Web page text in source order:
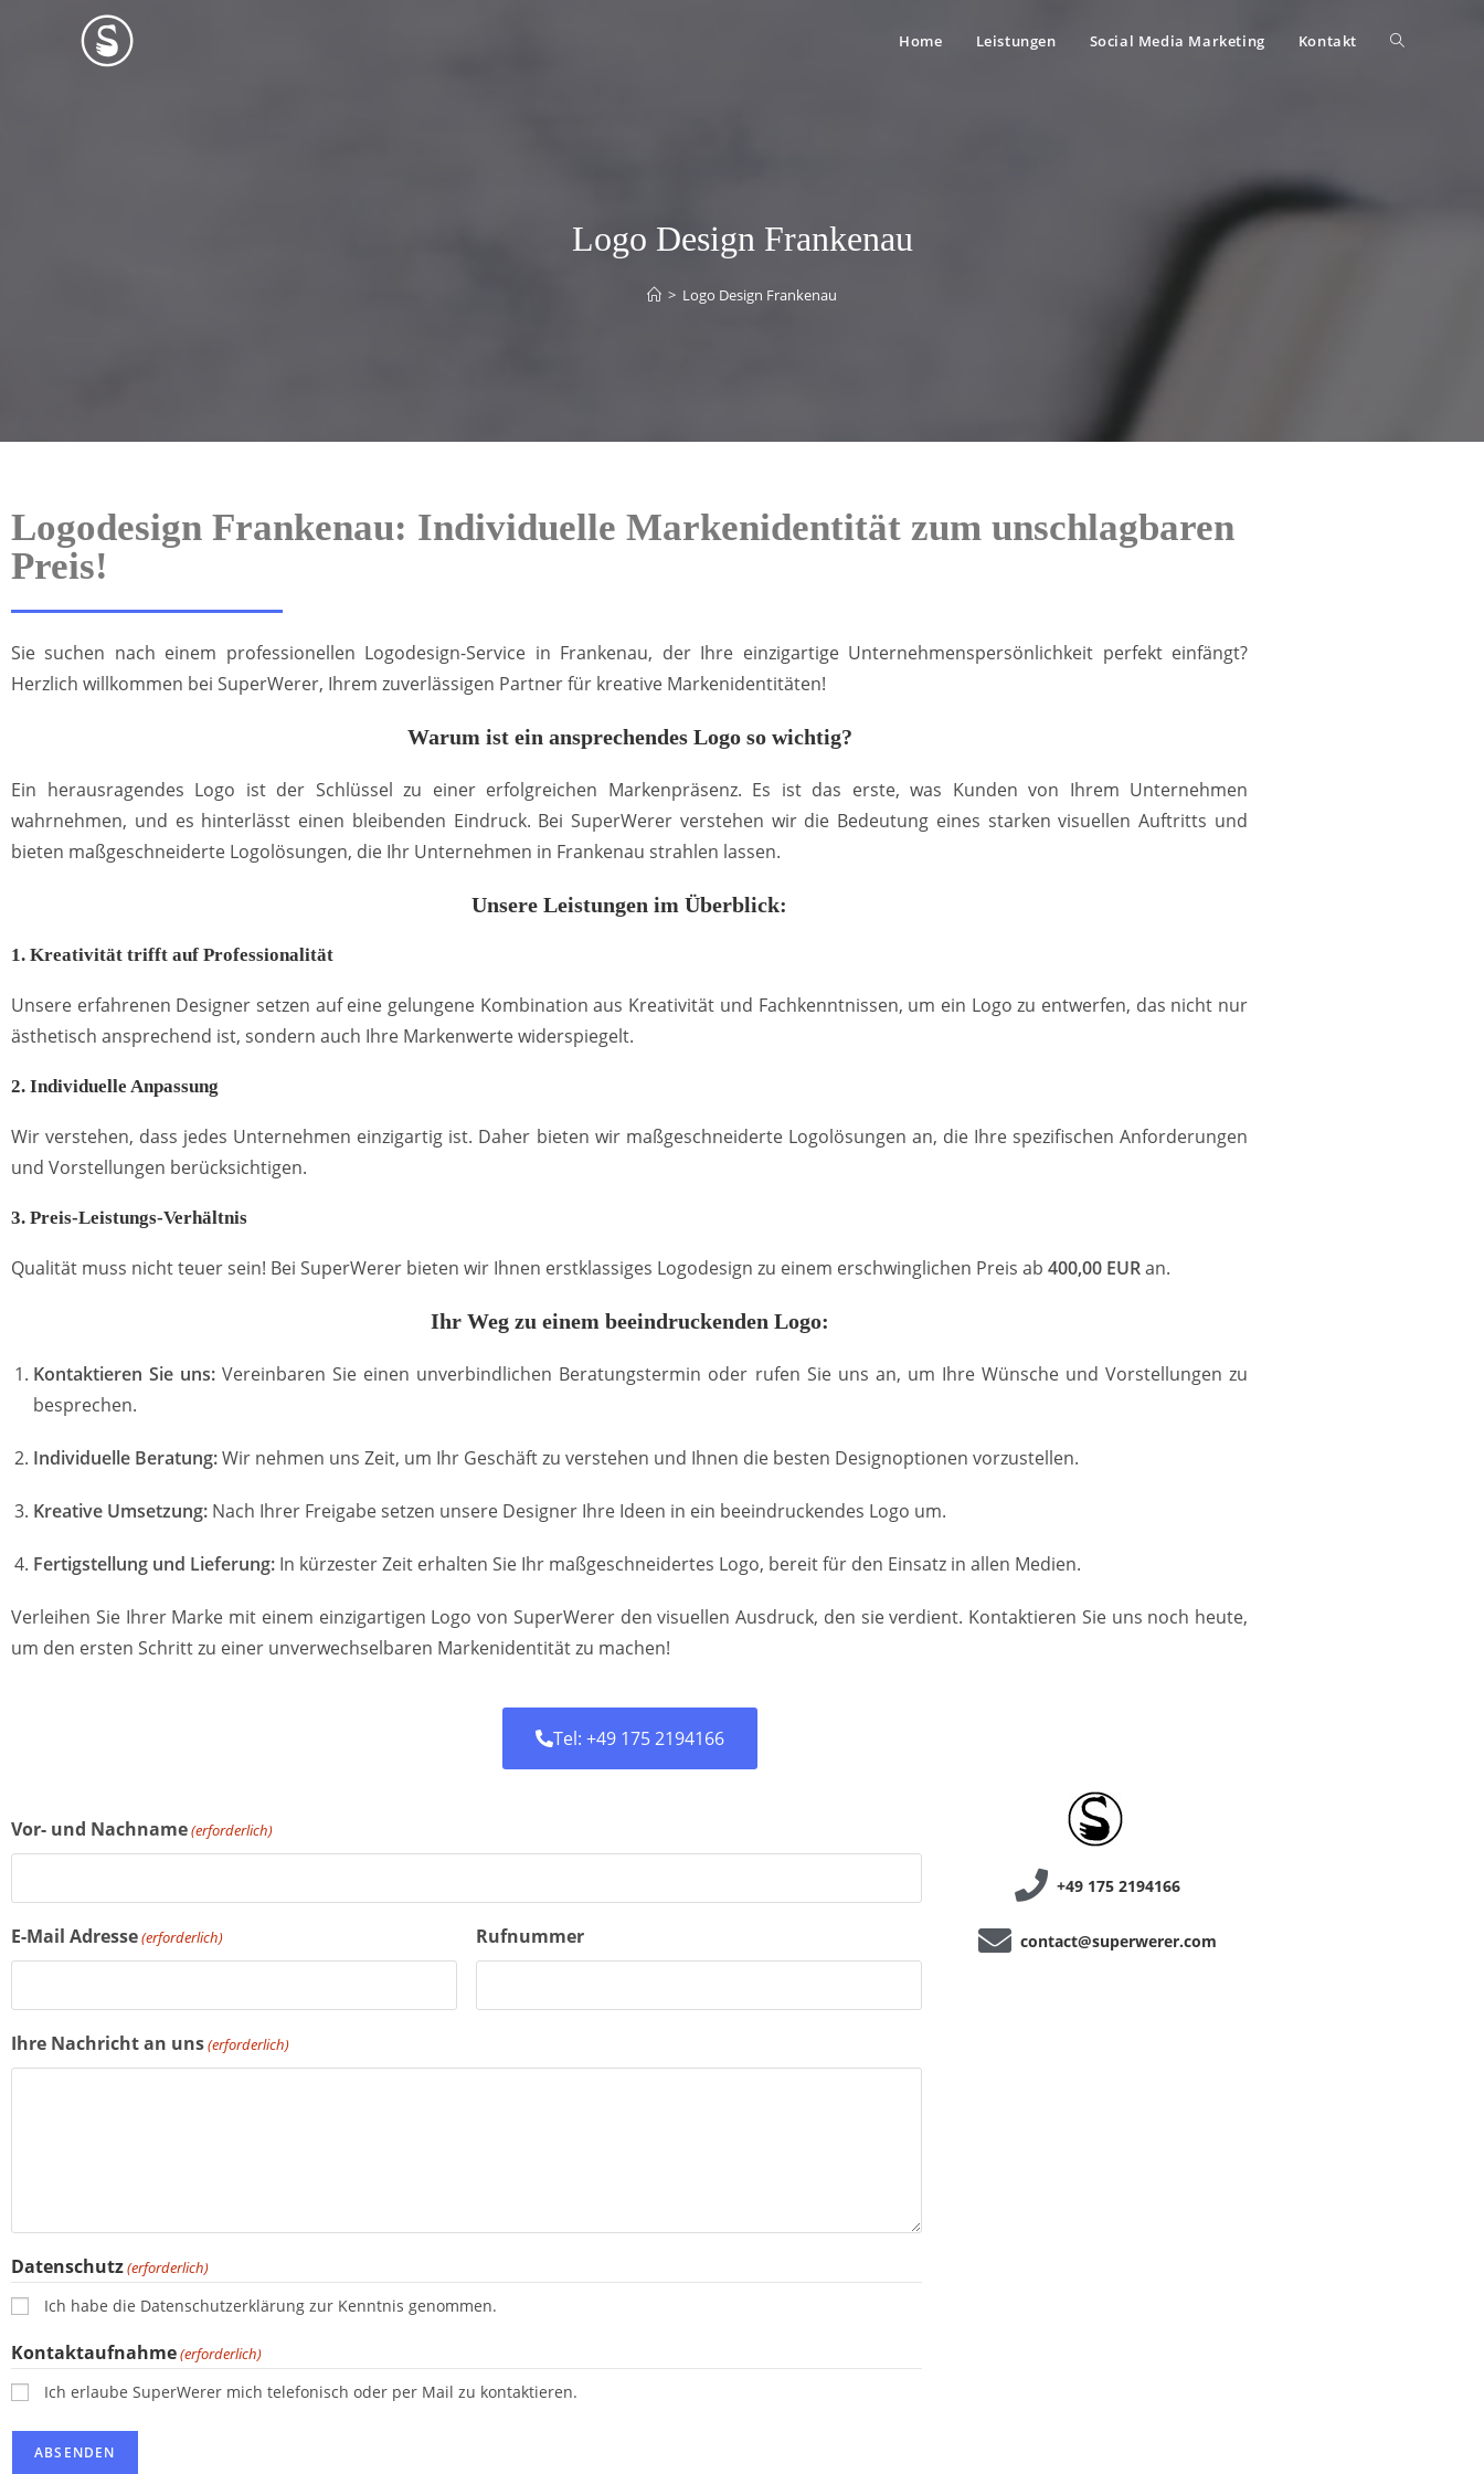
Home Leistungen Social Media Marketing Kontakt
Logo Design Frankenau
> Logo Design Frankenau
Logodesign Frankenau: Individuelle Markenidentität zum unschlagbaren
Preis!
Sie suchen nach einem professionellen Logodesign-Service in Frankenau, der Ihre einzigartige Unternehmenspersönlichkeit perfekt einfängt?
Herzlich willkommen bei SuperWerer, Ihrem zuverlässigen Partner für kreative Markenidentitäten!
Warum ist ein ansprechendes Logo so wichtig?
Ein herausragendes Logo ist der Schlüssel zu einer erfolgreichen Markenpräsenz. Es ist das erste, was Kunden von Ihrem Unternehmen
wahrnehmen, und es hinterlässt einen bleibenden Eindruck. Bei SuperWerer verstehen wir die Bedeutung eines starken visuellen Auftritts und
bieten maßgeschneiderte Logolösungen, die Ihr Unternehmen in Frankenau strahlen lassen.
Unsere Leistungen im Überblick:
1. Kreativität trifft auf Professionalität
Unsere erfahrenen Designer setzen auf eine gelungene Kombination aus Kreativität und Fachkenntnissen, um ein Logo zu entwerfen, das nicht nur
ästhetisch ansprechend ist, sondern auch Ihre Markenwerte widerspiegelt.
2. Individuelle Anpassung
Wir verstehen, dass jedes Unternehmen einzigartig ist. Daher bieten wir maßgeschneiderte Logolösungen an, die Ihre spezifischen Anforderungen
und Vorstellungen berücksichtigen.
3. Preis-Leistungs-Verhältnis
Qualität muss nicht teuer sein! Bei SuperWerer bieten wir Ihnen erstklassiges Logodesign zu einem erschwinglichen Preis ab 400,00 EURan.
Ihr Weg zu einem beeindruckenden Logo:
Kontaktieren Sie uns: Vereinbaren Sie einen unverbindlichen Beratungstermin oder rufen Sie uns an, um Ihre Wünsche und Vorstellungen zu
besprechen.
Individuelle Beratung:Wir nehmen uns Zeit, um Ihr Geschäft zu verstehen und Ihnen die besten Designoptionen vorzustellen.
Kreative Umsetzung: Nach Ihrer Freigabe setzen unsere Designer Ihre Ideen in ein beeindruckendes Logo um.
Fertigstellung und Lieferung: In kürzester Zeit erhalten Sie Ihr maßgeschneidertes Logo, bereit für den Einsatz in allen Medien.
Verleihen Sie Ihrer Marke mit einem einzigartigen Logo von SuperWerer den visuellen Ausdruck, den sie verdient. Kontaktieren Sie uns noch heute,
um den ersten Schritt zu einer unverwechselbaren Markenidentität zu machen!
Tel: +49 175 2194166
Vor- und Nachname(erforderlich)
E-Mail Adresse(erforderlich) Rufnummer
Ihre Nachricht an uns(erforderlich)
Datenschutz(erforderlich)
Ich habe die Datenschutzerklärung zur Kenntnis genommen.
Kontaktaufnahme(erforderlich)
Ich erlaube SuperWerer mich telefonisch oder per Mail zu kontaktieren.
+49 175 2194166
contact@superwerer.com